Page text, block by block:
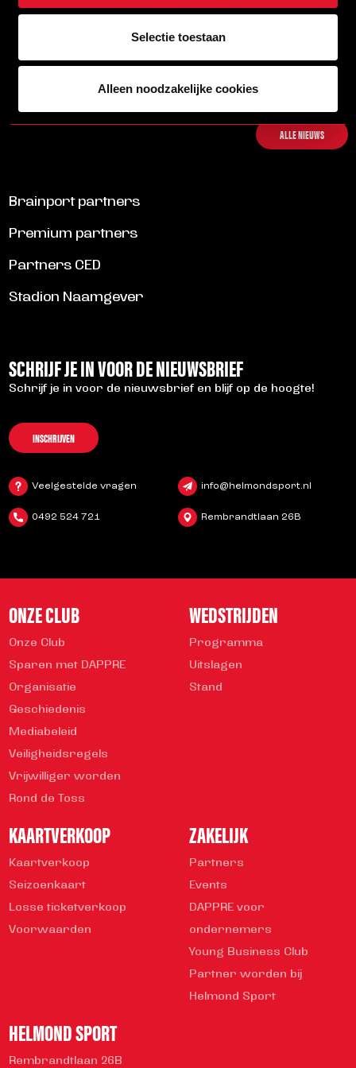
Selectie toestaan
Alleen noodzakelijke cookies
WEEKPROGRAMMA EERSTE ELFTAL HELMOND SPORT
ALLE NIEUWS
Brainport partners
Premium partners
Partners CED
Stadion Naamgever
SCHRIJF JE IN VOOR DE NIEUWSBRIEF
Schrijf je in voor de nieuwsbrief en blijf op de hoogte!
INSCHRIJVEN
Veelgestelde vragen info@helmondsport.nl
0492 524 721 Rembrandtlaan 26B
ONZE CLUB
Onze Club
Sparen met DAPPRE
Organisatie
Geschiedenis
Mediabeleid
Veiligheidsregels
Vrijwilliger worden
Rond de Toss
WEDSTRIJDEN
Programma
Uitslagen
Stand
KAARTVERKOOP
Kaartverkoop
Seizoenkaart
Losse ticketverkoop
Voorwaarden
ZAKELIJK
Partners
Events
DAPPRE voor
ondernemers
Young Business Club
Partner worden bij
Helmond Sport
HELMOND SPORT
Rembrandtlaan 26B